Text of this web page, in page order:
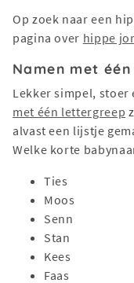
Op zoek naar een
pagina over hippe
Namen met
Lekker simpel,
met één lettergreep
alvast een lijstje
Welke korte
Ties
Moos
Senn
Stan
Kees
Faas